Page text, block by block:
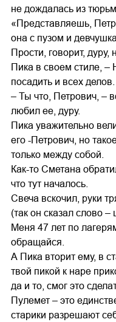
не дождалась из
«Представляешь,
она с пузом и
Прости, говорит, дуру,
Пика в своем стиле, –
посадить и всех делов.
– Ты что, Петрович, –
любил ее, дуру.
Пика уважительно
его -Петрович, но
только между собой.
Как-то Сметана
что тут началось.
Свеча вскочил, руки
(так он сказал слово
Меня 47 лет по
обращайся.
А Пика вторит ему, в
твой пикой к наре
да и то, смог это
Пулемет – это
старики разрешают